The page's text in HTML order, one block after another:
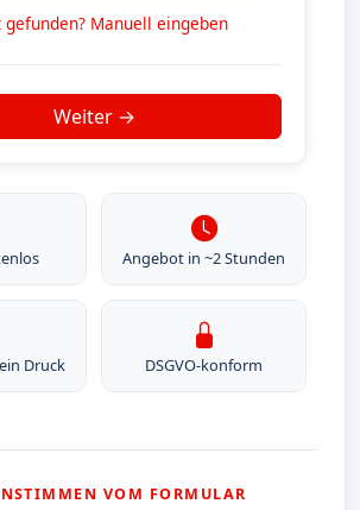
Manuell eingeben
Angebot in ~2 Stunden
Druck DSGVO-konform
VOM FORMULAR